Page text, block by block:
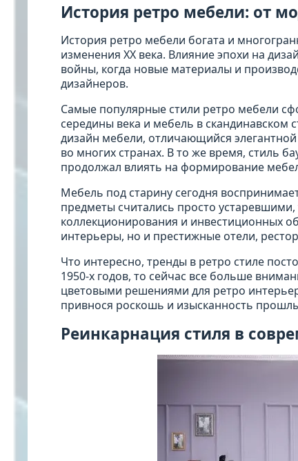
История ретро мебели: от
История ретро мебели богата и
изменения XX века. Влияние эпохи на
войны, когда новые материалы и
дизайнеров.
Самые популярные стили ретро мебели
середины века и мебель в скандинавском
дизайн мебели, отличающийся
во многих странах. В то же время, стиль
продолжал влиять на формирование
Мебель под старину сегодня
предметы считались просто
коллекционирования и инвестиционных
интерьеры, но и престижные отели,
Что интересно, тренды в ретро стиле
1950-х годов, то сейчас все больше
цветовыми решениями для ретро
привнося роскошь и изысканность
Реинкарнация стиля в